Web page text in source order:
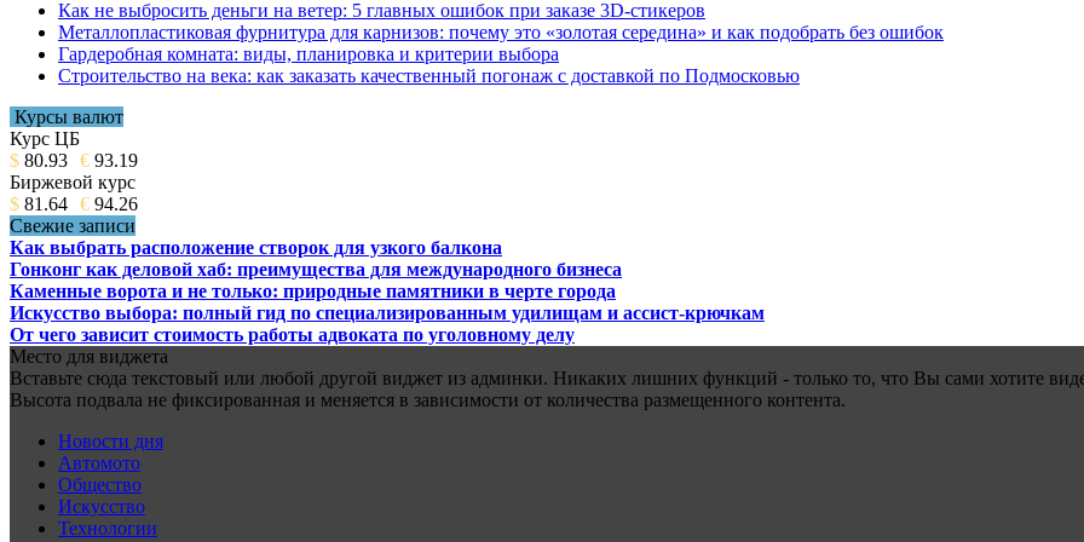
Как не выбросить деньги на ветер: 5 главных ошибок при заказе 3D-стикеров
Металлопластиковая фурнитура для карнизов: почему это «золотая середина» и как подобрать без ошибок
Гардеробная комната: виды, планировка и критерии выбора
Строительство на века: как заказать качественный погонаж с доставкой по Подмосковью
Курсы валют
Курс ЦБ
$ 80.93 € 93.19
Биржевой курс
$ 81.64 € 94.26
Свежие записи
Как выбрать расположение створок для узкого балкона
Гонконг как деловой хаб: преимущества для международного бизнеса
Каменные ворота и не только: природные памятники в черте города
Искусство выбора: полный гид по специализированным удилищам и ассист-крючкам
От чего зависит стоимость работы адвоката по уголовному делу
Место для виджета
Вставьте сюда текстовый или любой другой виджет из админки. Никаких лишних функций - только то, что Вы сами хотите
Высота подвала не фиксированная и меняется в зависимости от количества размещенного контента.
Новости дня
Автомото
Общество
Искусство
Технологии